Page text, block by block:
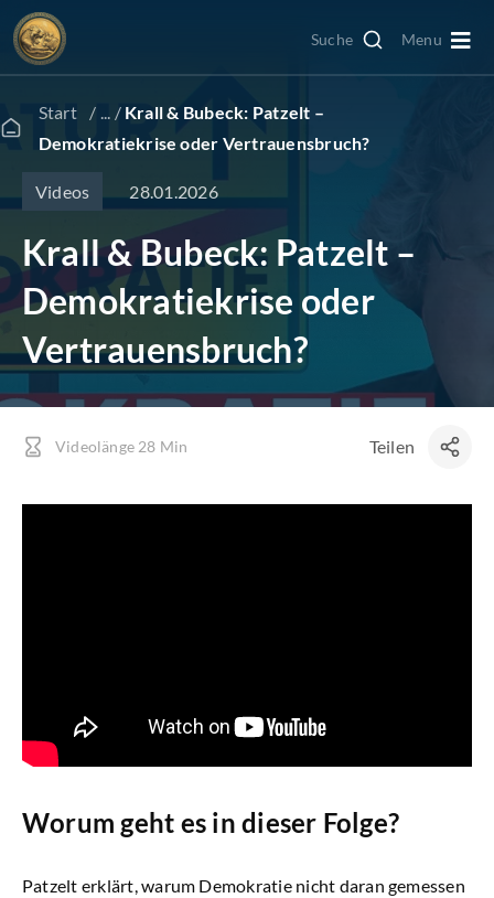
Zum
Inhalt
springen
Suche Menu
Edelmetall kaufen
Edelmetall verkaufen
Goldkonto
Kurse & Charts
Start / ... / Krall & Bubeck: Patzelt –
Demokratiekrise oder Vertrauensbruch?
Videos 28.01.2026
Krall & Bubeck: Patzelt –
Demokratiekrise oder
Vertrauensbruch?
Videolänge 28 Min Teilen
Worum geht es in dieser Folge?
Patzelt erklärt, warum Demokratie nicht daran gemessen